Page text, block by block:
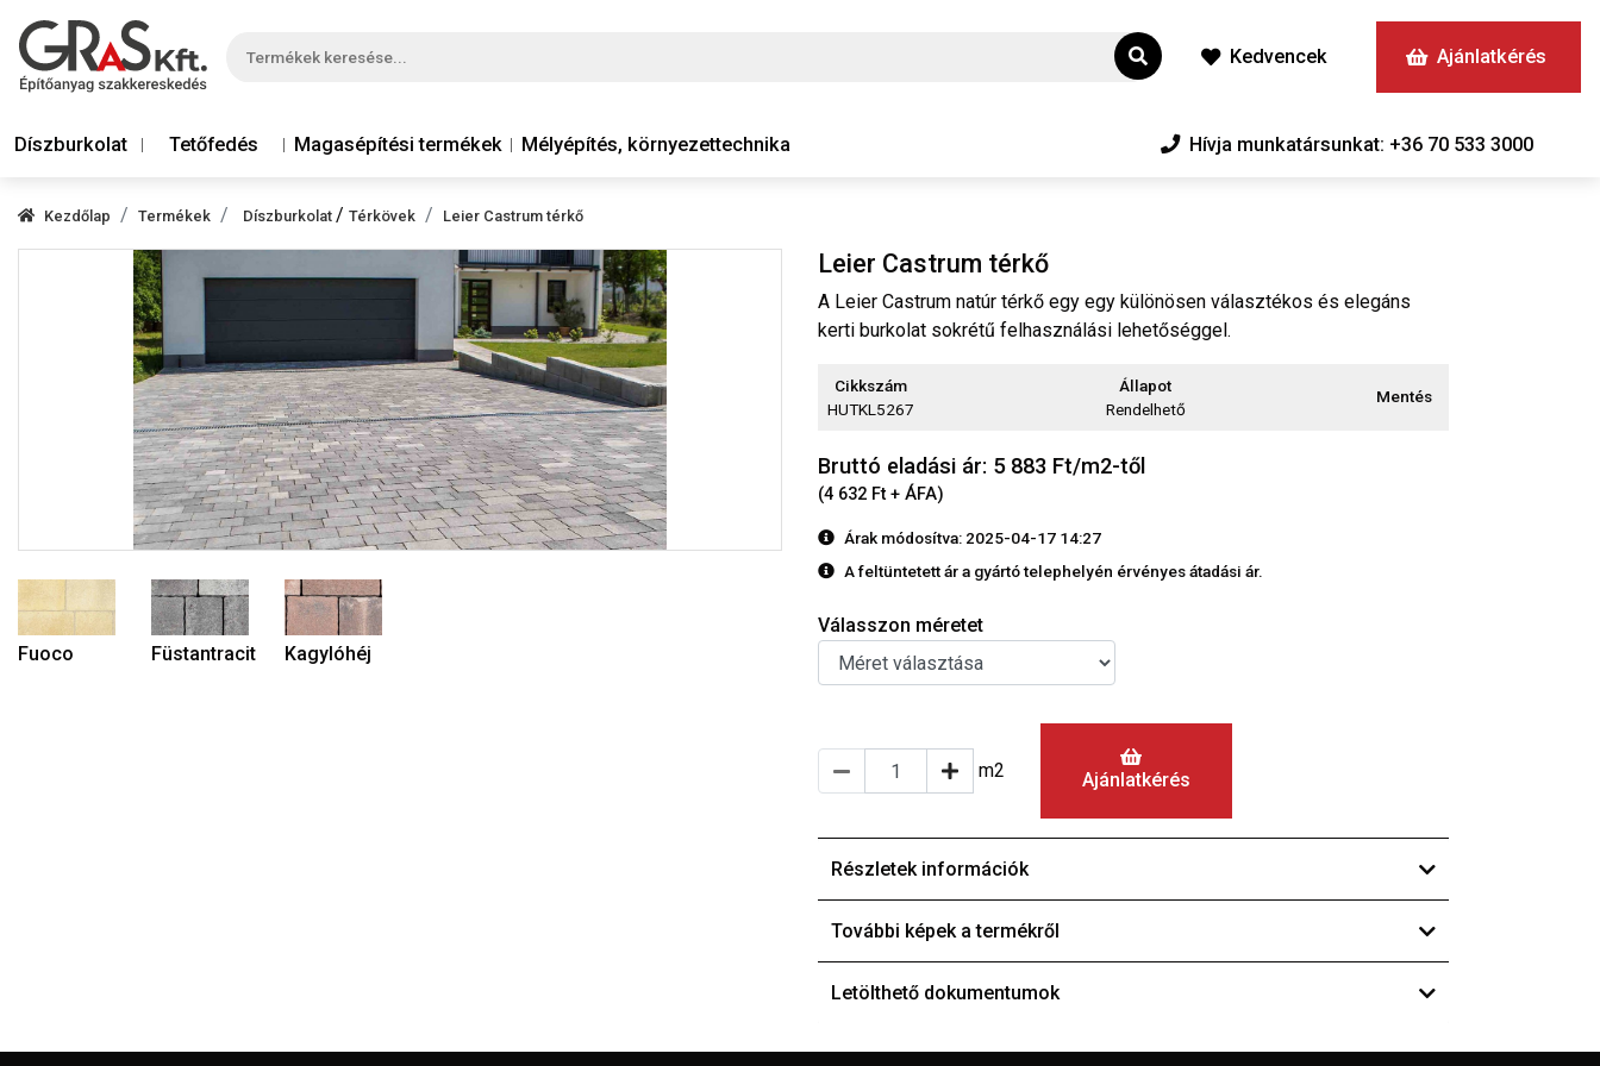
Kedvencek Ajánlatkérés
Díszburkolat Tetőfedés Magasépítési termékek Mélyépítés, környezettechnika Hívja munkatársunkat: +36 70 533 3000
Kezdőlap Termékek Díszburkolat / Térkövek Leier Castrum térkő
Fuoco Füstantracit Kagylóhéj
Leier Castrum térkő
A Leier Castrum natúr térkő egy egy különösen választékos és elegáns
kerti burkolat sokrétű felhasználási lehetőséggel.
Cikkszám
HUTKL5267
Állapot
Rendelhető
Mentés
Bruttó eladási ár: 5 883 Ft/m2-től
(4 632 Ft + ÁFA)
Árak módosítva: 2025-04-17 14:27
A feltüntetett ár a gyártó telephelyén érvényes átadási ár.
Válasszon méretet
m2 Ajánlatkérés
Részletek információk
További képek a termékről
Letölthető dokumentumok